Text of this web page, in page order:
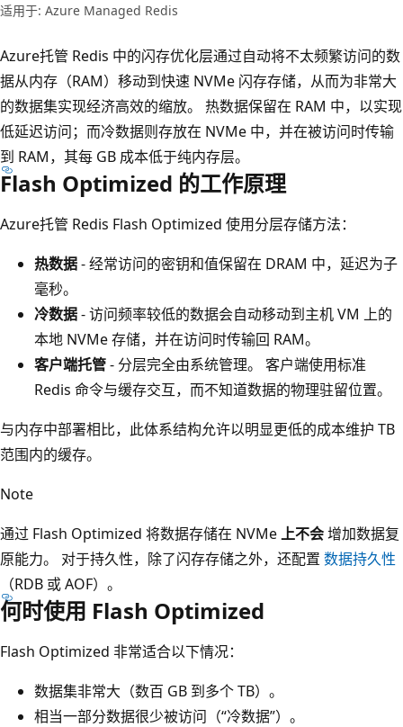
适用于: Azure Managed Redis
Azure托管 Redis 中的闪存优化层通过自动将不太频繁访问的数
据从内存（RAM）移动到快速 NVMe 闪存存储，从而为非常大
的数据集实现经济高效的缩放。 热数据保留在 RAM 中，以实现
低延迟访问；而冷数据则存放在 NVMe 中，并在被访问时传输
到 RAM，其每 GB 成本低于纯内存层。
Flash Optimized 的工作原理
Azure托管 Redis Flash Optimized 使用分层存储方法：
热数据- 经常访问的密钥和值保留在 DRAM 中，延迟为子
毫秒。
冷数据- 访问频率较低的数据会自动移动到主机 VM 上的
本地 NVMe 存储，并在访问时传输回 RAM。
客户端托管- 分层完全由系统管理。 客户端使用标准
Redis 命令与缓存交互，而不知道数据的物理驻留位置。
与内存中部署相比，此体系结构允许以明显更低的成本维护 TB
范围内的缓存。
Note
通过 Flash Optimized 将数据存储在 NVMe上不会增加数据复
原能力。 对于持久性，除了闪存存储之外，还配置 数据持久性
（RDB 或 AOF）。
何时使用 Flash Optimized
Flash Optimized 非常适合以下情况：
数据集非常大（数百 GB 到多个 TB）。
相当一部分数据很少被访问（“冷数据”）。